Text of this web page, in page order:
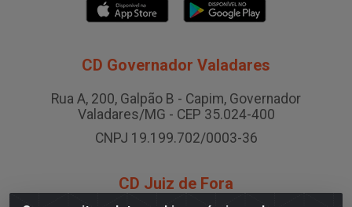
CD Governador Valadares
Rua A, 200, Galpão B - Capim, Governador
Valadares/MG - CEP 35.024-400
CNPJ 19.199.702/0003-36
CD Juiz de Fora